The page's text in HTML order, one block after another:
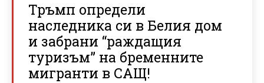
Тръмп определи
наследника си в Белия дом
и забрани “раждащия
туризъм” на бременните
мигранти в САЩ!